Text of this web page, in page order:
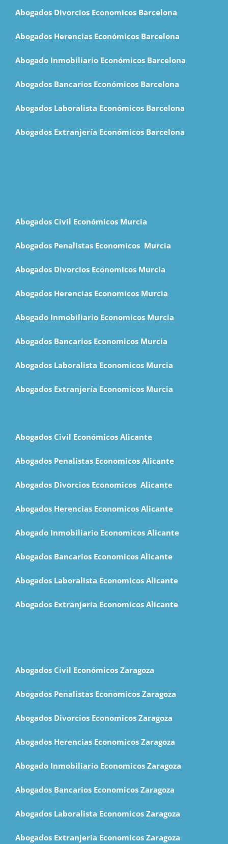
Abogados Divorcios Economicos Barcelona
Abogados Herencias Económicos Barcelona
Abogado Inmobiliario Económicos Barcelona
Abogados Bancarios Económicos Barcelona
Abogados Laboralista Económicos Barcelona
Abogados Extranjería Económicos Barcelona
Abogados Civil Económicos Murcia
Abogados Penalistas Economicos Murcia
Abogados Divorcios Economicos Murcia
Abogados Herencias Economicos Murcia
Abogado Inmobiliario Economicos Murcia
Abogados Bancarios Economicos Murcia
Abogados Laboralista Economicos Murcia
Abogados Extranjería Economicos Murcia
Abogados Civil Económicos Alicante
Abogados Penalistas Economicos Alicante
Abogados Divorcios Economicos Alicante
Abogados Herencias Economicos Alicante
Abogado Inmobiliario Economicos Alicante
Abogados Bancarios Economicos Alicante
Abogados Laboralista Economicos Alicante
Abogados Extranjería Economicos Alicante
Abogados Civil Económicos Zaragoza
Abogados Penalistas Economicos Zaragoza
Abogados Divorcios Economicos Zaragoza
Abogados Herencias Economicos Zaragoza
Abogado Inmobiliario Economicos Zaragoza
Abogados Bancarios Economicos Zaragoza
Abogados Laboralista Economicos Zaragoza
Abogados Extranjería Economicos Zaragoza